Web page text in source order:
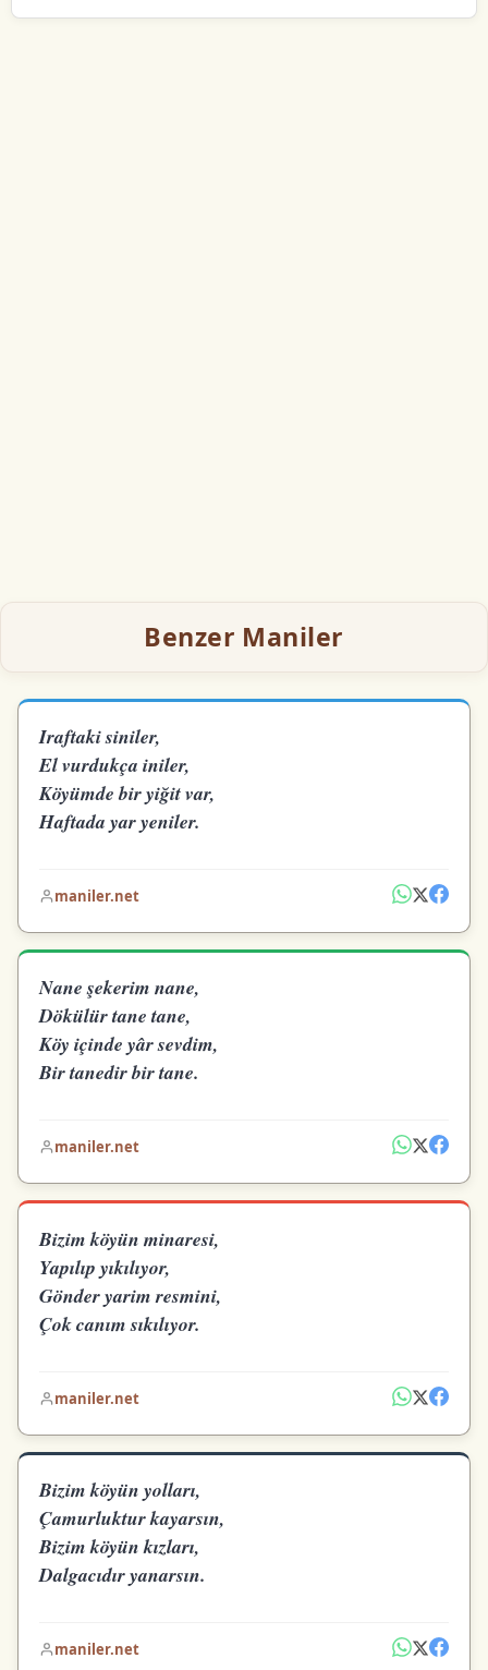
Benzer Maniler
Iraftaki siniler,
El vurdukça iniler,
Köyümde bir yiğit var,
Haftada yar yeniler.
maniler.net
Nane şekerim nane,
Dökülür tane tane,
Köy içinde yâr sevdim,
Bir tanedir bir tane.
maniler.net
Bizim köyün minaresi,
Yapılıp yıkılıyor,
Gönder yarim resmini,
Çok canım sıkılıyor.
maniler.net
Bizim köyün yolları,
Çamurluktur kayarsın,
Bizim köyün kızları,
Dalgacıdır yanarsın.
maniler.net